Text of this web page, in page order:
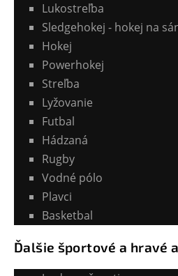
Lukostreľba
Sledgehokej - hokej na
Hokej
Powerhokej
Streľba
Lyžovanie
Futbal
Hádzaná
Rugby
Vodné pólo
Plavci
Basketbal
Ďalšie športové a hravé